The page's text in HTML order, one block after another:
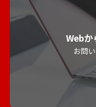
Webか
お問